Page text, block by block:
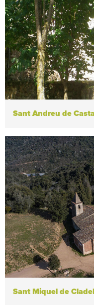
Sant Andreu de
Sant Miquel de